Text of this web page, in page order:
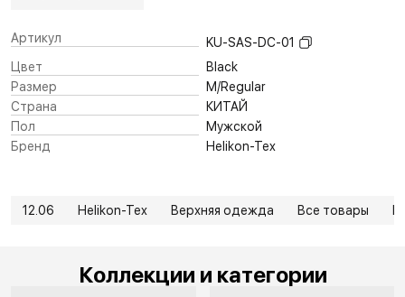
Артикул
KU-SAS-DC-01
Цвет
Black
Размер
M/Regular
Страна
КИТАЙ
Пол
Мужской
Бренд
Helikon-Tex
12.06 Helikon-Tex Верхняя одежда Все товары
Коллекции и категории